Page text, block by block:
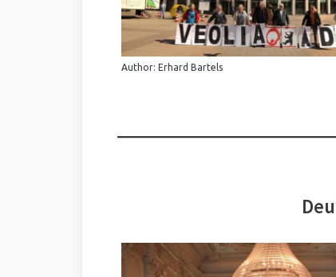
Author: Erhard Bartels